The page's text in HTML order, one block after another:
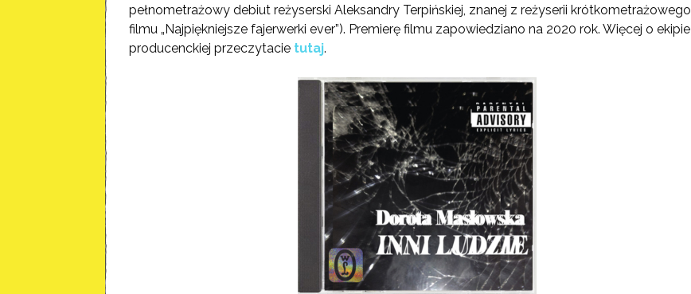
pełnometrażowy debiut reżyserski Aleksandry Terpińskiej, znanej z reżyserii krótkometrażowego
filmu „Najpiękniejsze fajerwerki ever”). Premierę filmu zapowiedziano na 2020 rok. Więcej o ekipie
producenckiej przeczytacie tutaj.